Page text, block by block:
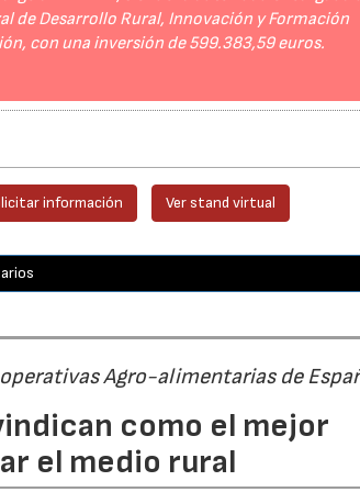
de Desarrollo Rural, Innovación y Formación
con una inversión de 599.383,59 euros.
información Ver stand virtual
Agro-alimentarias de
como el mejor
el medio rural